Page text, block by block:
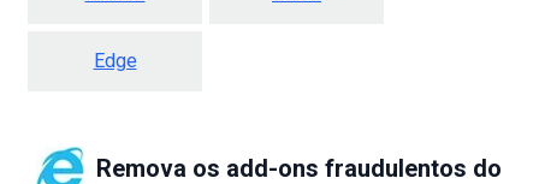
Edge
Remova os add-ons fraudulentos do